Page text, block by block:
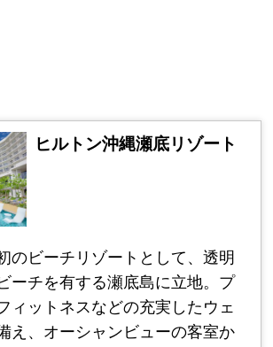
ヒルトン沖縄瀬底リゾート
のビーチリゾートとして、透明
ーチを有する瀬底島に立地。プ
ィットネスなどの充実したウェ
え、オーシャンビューの客室か